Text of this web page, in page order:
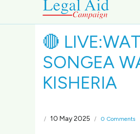
🔴
SONGEA
KISHERIA
/ 10 May 2025 / 0 Comments